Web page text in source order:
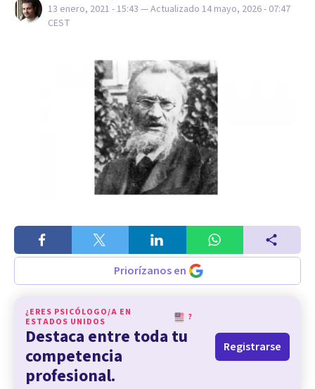
13 enero, 2021 - 15:43 — Actualizado 14 mayo, 2026 - 07:47
CEST
Priorízanos en
¿ERES PSICÓLOGO/A EN
ESTADOS UNIDOS
?
Destaca entre toda tu
competencia
profesional.
Registrarse